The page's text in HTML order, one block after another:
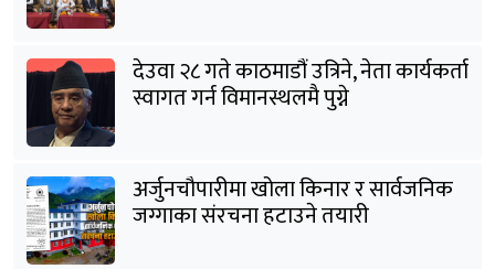
देउवा २८ गते काठमाडौं उत्रिने, नेता कार्यकर्ता
स्वागत गर्न विमानस्थलमै पुग्ने
अर्जुनचौपारीमा खोला किनार र सार्वजनिक
जग्गाका संरचना हटाउने तयारी